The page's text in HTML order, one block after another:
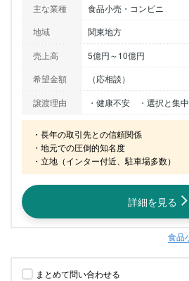
主な業種
食品小売・コンビニ
地域
関東地方
売上高
5億円～10億円
希望金額
（応相談）
譲渡理由
・健康不安 ・選択と集中
・長年の取引先との信頼関係
・地元での圧倒的知名度
・立地（インター付近、駐車場多数）
詳細を見る
食品
まとめて問い合わせる